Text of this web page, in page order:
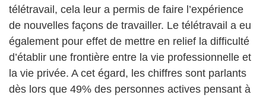
télétravail, cela leur a permis de faire l’expérience
de nouvelles façons de travailler. Le télétravail a eu
également pour effet de mettre en relief la difficulté
d’établir une frontière entre la vie professionnelle et
la vie privée. A cet égard, les chiffres sont parlants
dès lors que 49% des personnes actives pensant à